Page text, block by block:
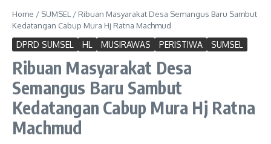
Home / SUMSEL / Ribuan Masyarakat Desa Semangus Baru Sambut
Kedatangan Cabup Mura Hj Ratna Machmud
DPRD SUMSEL HL MUSIRAWAS PERISTIWA SUMSEL
Ribuan Masyarakat Desa
Semangus Baru Sambut
Kedatangan Cabup Mura Hj Ratna
Machmud